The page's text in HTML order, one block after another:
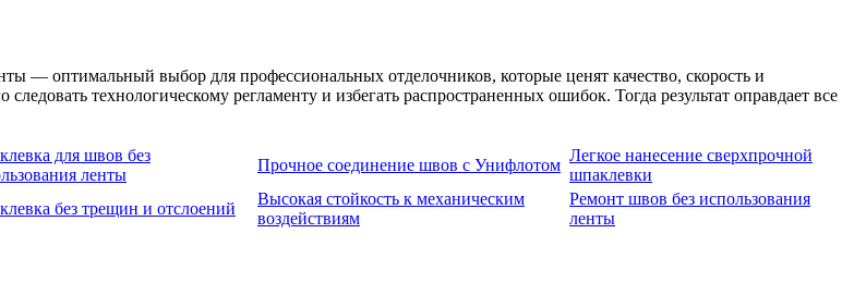
— оптимальный выбор для профессиональных отделочников, которые ценят качество, скорость и
технологическому регламенту и избегать распространенных ошибок. Тогда результат оправдает все
для швов без
ленты
Прочное соединение швов с Унифлотом
Легкое нанесение сверхпрочной
шпаклевки
без трещин и отслоений
Высокая стойкость к механическим
воздействиям
Ремонт швов без использования
ленты